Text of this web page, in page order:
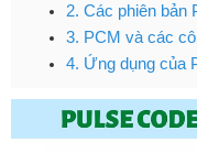
2. Các phiên bản
3. PCM và các
4. Ứng dụng của